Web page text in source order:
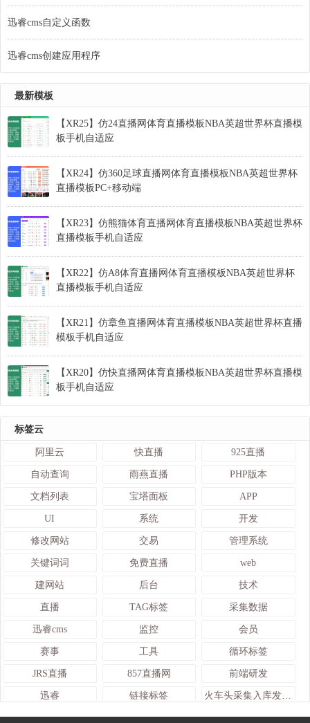
迅睿cms自定义函数
迅睿cms创建应用程序
最新模板
【XR25】仿24直播网体育直播模板NBA英超世界杯直播模
板手机自适应
【XR24】仿360足球直播网体育直播模板NBA英超世界杯
直播模板PC+移动端
【XR23】仿熊猫体育直播网体育直播模板NBA英超世界杯
直播模板手机自适应
【XR22】仿A8体育直播网体育直播模板NBA英超世界杯
直播模板手机自适应
【XR21】仿章鱼直播网体育直播模板NBA英超世界杯直播
模板手机自适应
【XR20】仿快直播网体育直播模板NBA英超世界杯直播模
板手机自适应
标签云
阿里云 快直播 925直播
自动查询 雨燕直播 PHP版本
文档列表 宝塔面板 APP
UI 系统 开发
修改网站 交易 管理系统
关键词词 免费直播 web
建网站 后台 技术
直播 TAG标签 采集数据
迅睿cms 监控 会员
赛事 工具 循环标签
JRS直播 857直播网 前端研发
迅睿 链接标签 火车头采集入库发布接口
TDK标签 管理 网站建设